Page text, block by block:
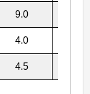
9.0
4.0
4.5